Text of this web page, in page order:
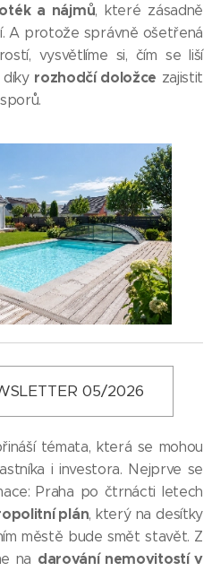
a nájmů, které zásadně
A protože správně ošetřená
vysvětlíme si, čím se liší
díky rozhodčí doložce zajistit
05/2026
témata, která se mohou
i investora. Nejprve se
Praha po čtrnácti letech
plán, který na desítky
městě bude smět stavět. Z
na darování nemovitostí v